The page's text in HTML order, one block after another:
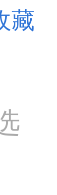
藏